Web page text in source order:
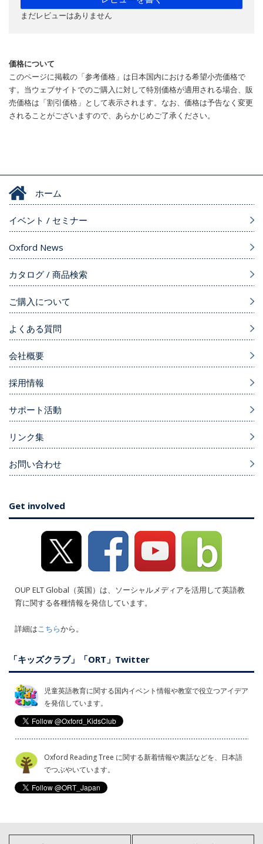
まだレビューはありません
価格について
このページに掲載の「参考価格」は日本国内における希望小売価格で
す。当ウェブサイトでのご購入に対して特別価格が適用される場合、販
売価格は「割引価格」として表示されます。なお、価格は予告なく変更
されることがございますので、あらかじめご了承ください。
ホーム
イベント / セミナー
Oxford News
カタログ / 商品検索
ご購入について
よくある質問
会社概要
採用情報
サポート活動
リンク集
お問い合わせ
Get involved
OUP ELT Global（英国）は、ソーシャルメディアを活用して英語教
育に関する各種情報を発信しています。
詳細はこちらから。
「キッズクラブ」「ORT」Twitter
児童英語教育に関する国内イベント情報や教室で役立つアイデア
を発信しています。
Oxford Reading Tree に関する新着情報や裏話などを、日本語
でつぶやいています。